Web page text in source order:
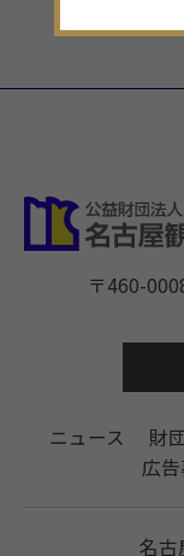
〒460-
ニュース 財
広
名古